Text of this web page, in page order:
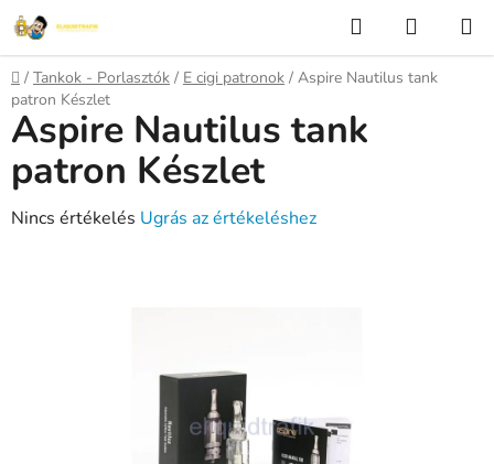
Ugrás
fő
tartalomhoz
KeresésKOSÁR
Kezdőlap
/ Tankok - Porlasztók / E cigi patronok / Aspire Nautilus tank
patron Készlet
Aspire Nautilus tank
patron Készlet
A
Nincs értékelés Ugrás az értékeléshez